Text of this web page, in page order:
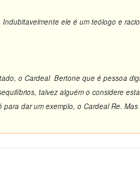
ele é um teólogo e
o Cardeal Bertone que é pessoa
talvez alguém o considere
dar um exemplo, o Cardeal Re.